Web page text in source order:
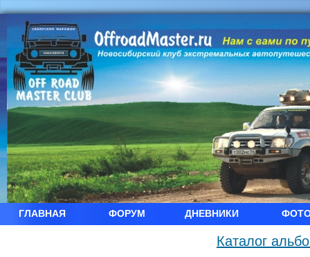
ГЛАВНАЯ ФОРУМ ДНЕВНИКИ
Каталог